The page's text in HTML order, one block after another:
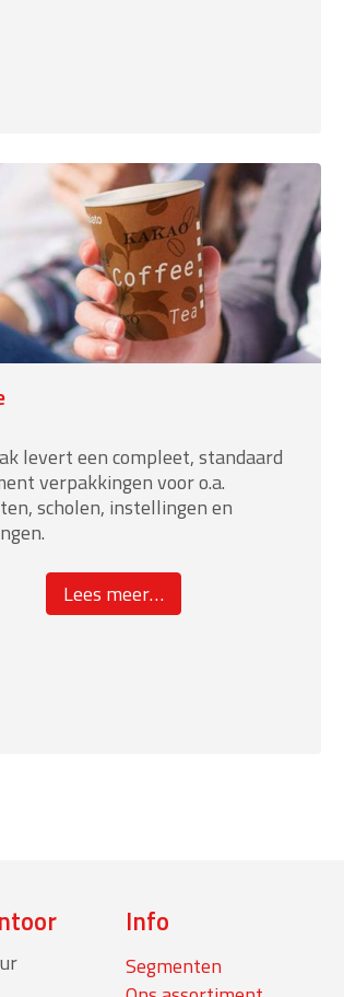
levert een compleet, standaard
verpakkingen voor o.a.
scholen, instellingen en
Lees meerabout
“Overige”
…
Info
Segmenten